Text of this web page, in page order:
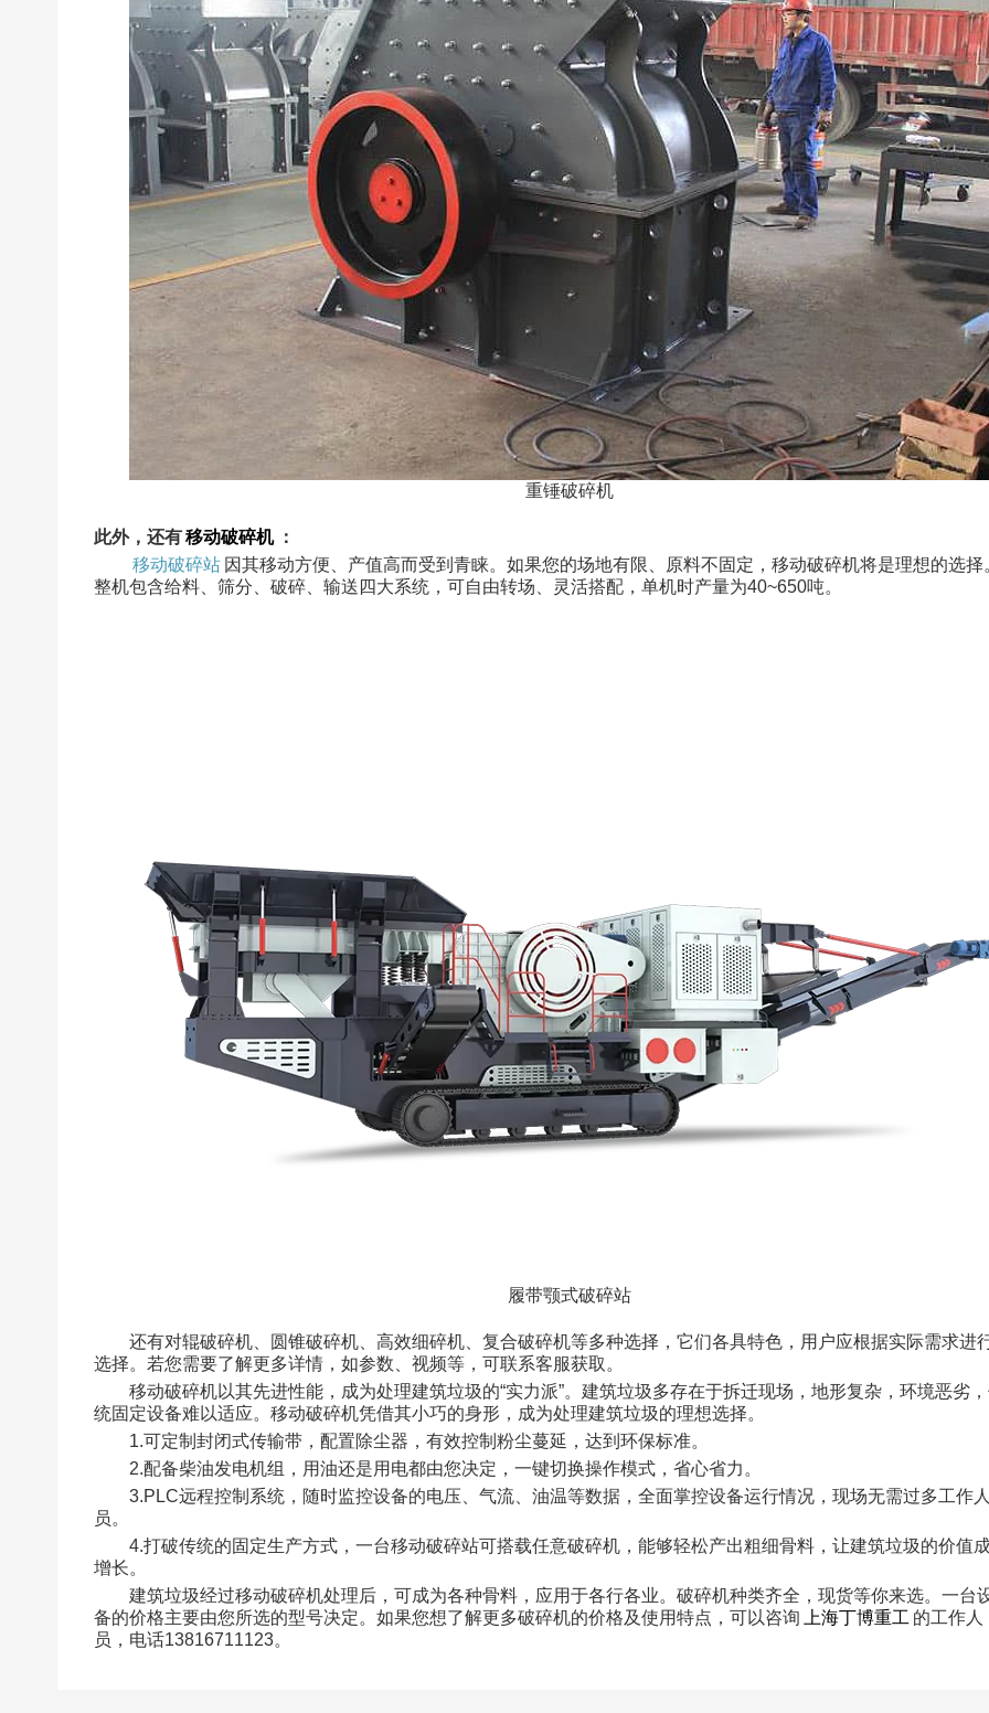
重锤破碎机
此外，还有 移动破碎机
：
移动破碎站 因其移动方便、产值高而受到青睐。如果您的场地有限、原料不固定，移动破碎机将是理想的选择
整机包含给料、筛分、破碎、输送四大系统，可自由转场、灵活搭配，单机时产量为40~650吨。
履带颚式破碎站
还有对辊破碎机、圆锥破碎机、高效细碎机、复合破碎机等多种选择，它们各具特色，用户应根据实际需求进
选择。若您需要了解更多详情，如参数、视频等，可联系客服获取。
移动破碎机以其先进性能，成为处理建筑垃圾的“实力派”。建筑垃圾多存在于拆迁现场，地形复杂，环境恶劣
统固定设备难以适应。移动破碎机凭借其小巧的身形，成为处理建筑垃圾的理想选择。
1.可定制封闭式传输带，配置除尘器，有效控制粉尘蔓延，达到环保标准。
2.配备柴油发电机组，用油还是用电都由您决定，一键切换操作模式，省心省力。
3.PLC远程控制系统，随时监控设备的电压、气流、油温等数据，全面掌控设备运行情况，现场无需过多工作
员。
4.打破传统的固定生产方式，一台移动破碎站可搭载任意破碎机，能够轻松产出粗细骨料，让建筑垃圾的价值
增长。
建筑垃圾经过移动破碎机处理后，可成为各种骨料，应用于各行各业。破碎机种类齐全，现货等你来选。一台
备的价格主要由您所选的型号决定。如果您想了解更多破碎机的价格及使用特点，可以咨询
上海丁博重工 的工作人
员，电话13816711123。